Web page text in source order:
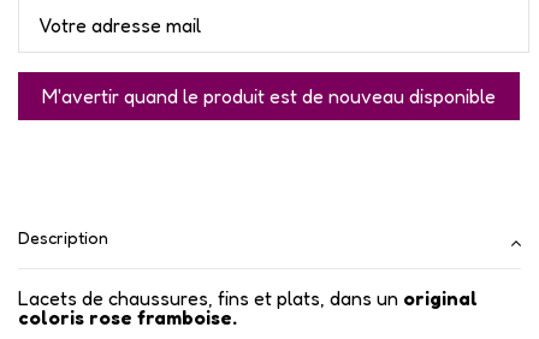
Description
Lacets de chaussures, fins et plats, dans un original
coloris rose framboise.